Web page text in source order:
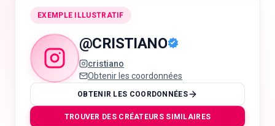
EXEMPLE ILLUSTRATIF
@CRISTIANO
cristiano
Obtenir les coordonnées
OBTENIR LES COORDONNÉES
TROUVER DES CRÉATEURS SIMILAIRES